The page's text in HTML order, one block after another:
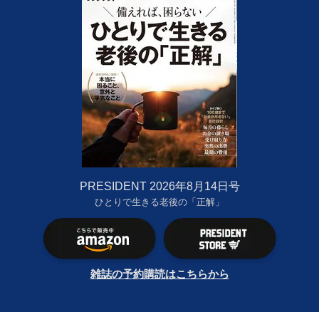
PRESIDENT 2026年8月14日号
ひとりで生きる老後の「正解」
雑誌の予約購読はこちらから